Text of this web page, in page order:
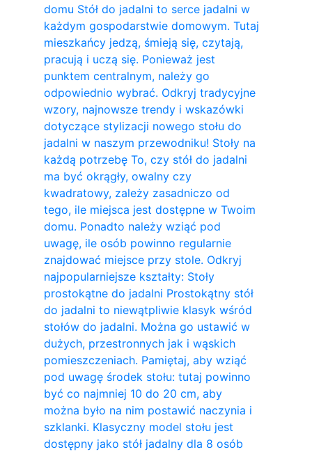
domu Stół do jadalni to serce jadalni w
każdym gospodarstwie domowym. Tutaj
mieszkańcy jedzą, śmieją się, czytają,
pracują i uczą się. Ponieważ jest
punktem centralnym, należy go
odpowiednio wybrać. Odkryj tradycyjne
wzory, najnowsze trendy i wskazówki
dotyczące stylizacji nowego stołu do
jadalni w naszym przewodniku! Stoły na
każdą potrzebę To, czy stół do jadalni
ma być okrągły, owalny czy
kwadratowy, zależy zasadniczo od
tego, ile miejsca jest dostępne w Twoim
domu. Ponadto należy wziąć pod
uwagę, ile osób powinno regularnie
znajdować miejsce przy stole. Odkryj
najpopularniejsze kształty: Stoły
prostokątne do jadalni Prostokątny stół
do jadalni to niewątpliwie klasyk wśród
stołów do jadalni. Można go ustawić w
dużych, przestronnych jak i wąskich
pomieszczeniach. Pamiętaj, aby wziąć
pod uwagę środek stołu: tutaj powinno
być co najmniej 10 do 20 cm, aby
można było na nim postawić naczynia i
szklanki. Klasyczny model stołu jest
dostępny jako stół jadalny dla 8 osób